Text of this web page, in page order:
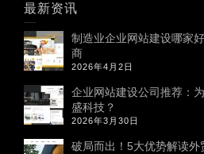
最新资讯
制造业企业网站建设哪家
商
2026年4月2日
企业网站建设公司推荐：
盛科技？
2026年3月30日
破局而出！5大优势解读